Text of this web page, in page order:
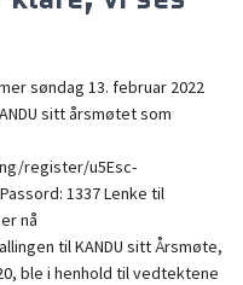
søndag 13. februar 2022
sitt årsmøtet som
register/u5Esc-
1337 Lenke til
nå
til KANDU sitt Årsmøte,
ble i henhold til vedtektene